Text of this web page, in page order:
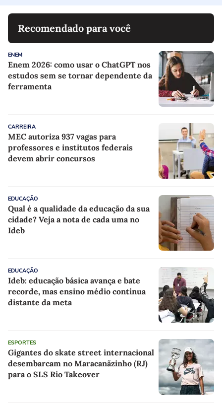
Recomendado para você
ENEM
Enem 2026: como usar o ChatGPT nos
estudos sem se tornar dependente da
ferramenta
CARREIRA
MEC autoriza 937 vagas para
professores e institutos federais
devem abrir concursos
EDUCAÇÃO
Qual é a qualidade da educação da sua
cidade? Veja a nota de cada uma no
Ideb
EDUCAÇÃO
Ideb: educação básica avança e bate
recorde, mas ensino médio continua
distante da meta
ESPORTES
Gigantes do skate street internacional
desembarcam no Maracanãzinho (RJ)
para o SLS Rio Takeover